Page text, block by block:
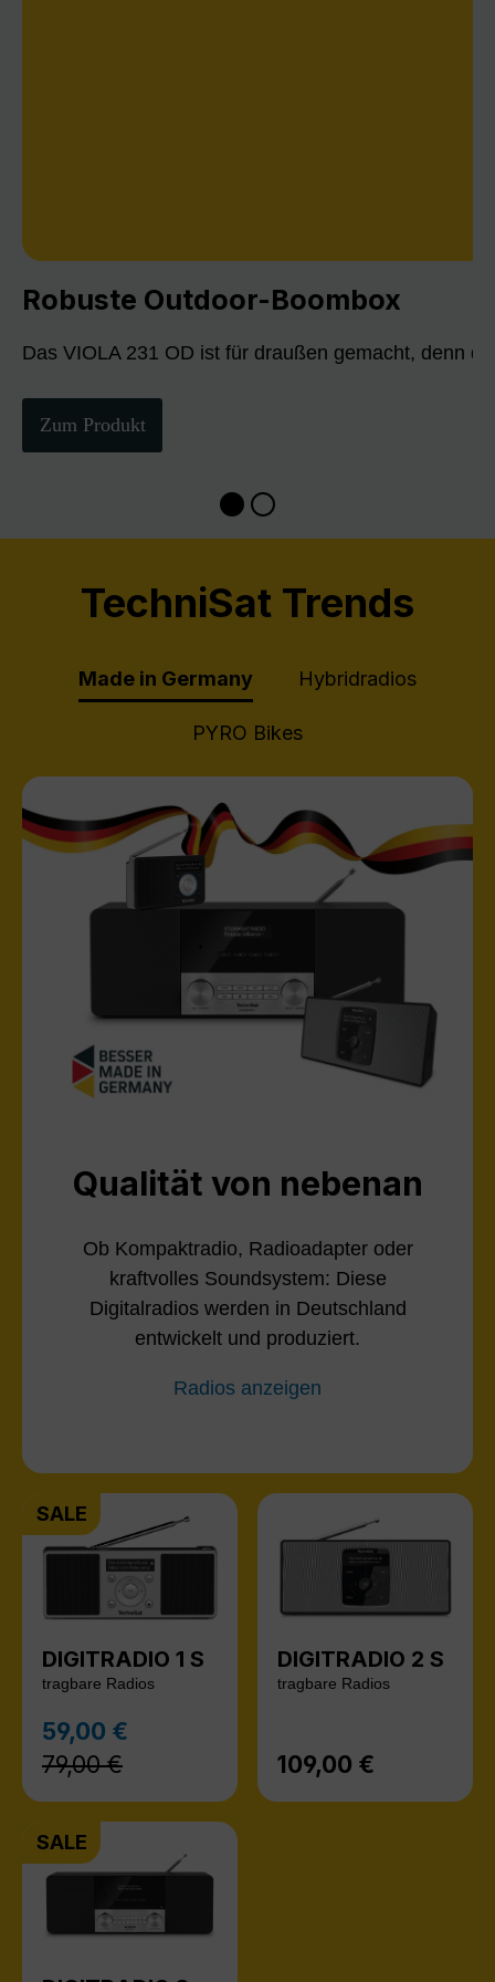
Robuste Outdoor-Boombox
Das VIOLA 231 OD ist für draußen gemacht, denn
Zum Produkt
TechniSat Trends
Made in Germany Hybridradios
PYRO Bikes
Qualität von nebenan
Ob Kompaktradio, Radioadapter oder
kraftvolles Soundsystem: Diese
Digitalradios werden in Deutschland
entwickelt und produziert.
Radios anzeigen
SALE
DIGITRADIO 1 S
tragbare Radios
Verkaufspreis:
59,00 €
79,00 €
DIGITRADIO 2 S
tragbare Radios
Regulärer Preis:
109,00 €
SALE